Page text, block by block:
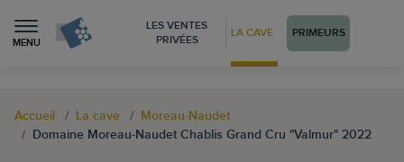
MENU
LES VENTES
PRIVÉES
LA CAVE PRIMEURS
Accueil La cave
Moreau-Naudet
Domaine Moreau-Naudet Chablis Grand Cru "Valmur" 2022